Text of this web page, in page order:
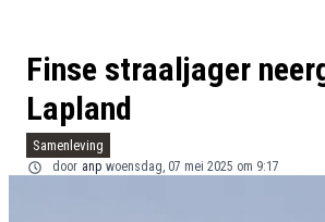
Finse straaljager
Lapland
Samenleving
door anp woensdag, 07 mei 2025 om 9:17